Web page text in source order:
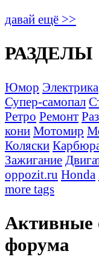
давай ещё >>
РАЗДЕЛЫ
Юмор Электрика
Супер-самопал
Ретро Ремонт
кони Мотомир
Коляски
Зажигание
oppozit.ru Honda
more tags
Активные
форума